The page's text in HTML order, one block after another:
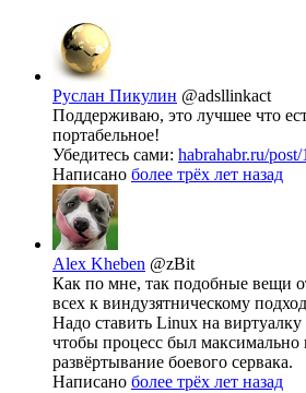
Руслан Пикулин @adsllinkact
Поддерживаю, это лучшее что
портабельное!
Убедитесь сами: habrahabr.ru/
Написано более трёх лет назад
Alex Kheben @zBit
Как по мне, так подобные вещи
всех к виндузятническому
Надо ставить Linux на виртуалку
чтобы процесс был максимально
развёртывание боевого сервака.
Написано более трёх лет назад